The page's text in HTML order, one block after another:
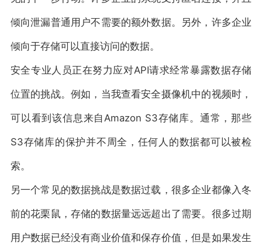
倾向泄漏普通用户不需要的额外数据。另外，许多企业
倾向于存储可以直接访问的数据。
安全专业人员正在努力应对API请求经常暴露数据存储
位置的挑战。例如，当我查看安全摄像机中的视频时，
可以看到该信息来自Amazon S3存储库。通常，那些
S3存储库的保护并不周全，任何人的数据都可以被检
索。
另一个常见的数据挑战是数据过载，很多企业都像入冬
前的花栗鼠，存储的数据量远远超出了需要。很多过期
用户数据已经没有商业价值和保存价值，但是如果发生